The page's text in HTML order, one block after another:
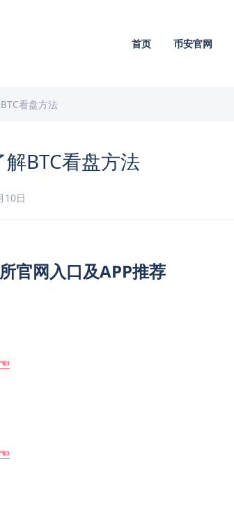
首页 币安官网
看盘方法
BTC看盘方法
10日
官网入口及APP推荐